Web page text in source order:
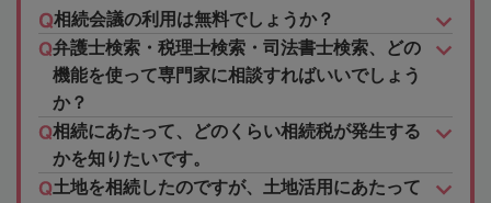
相続会議の利用は無料でしょうか？
弁護士検索・税理士検索・司法書士検索、どの
機能を使って専門家に相談すればいいでしょう
か？
相続にあたって、どのくらい相続税が発生する
かを知りたいです。
土地を相続したのですが、土地活用にあたって